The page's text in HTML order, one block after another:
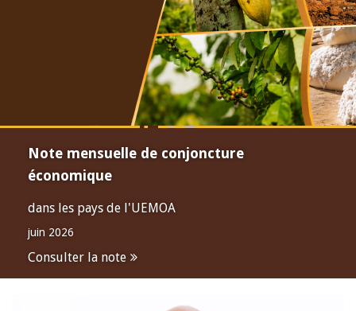
Note mensuelle de conjoncture
économique
dans les pays de l'UEMOA
juin 2026
Consulter la note